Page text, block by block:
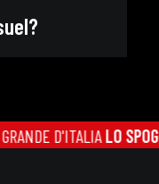
D'ITALIALO